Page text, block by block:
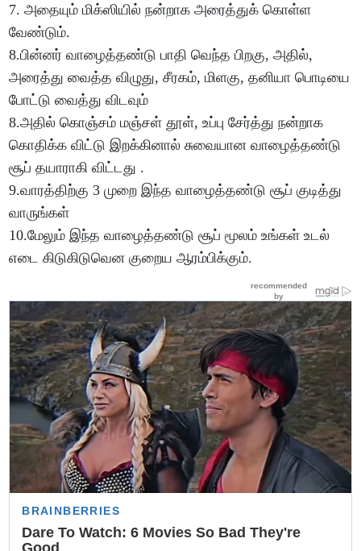
7. அதையும் மிக்ஸியில் நன்றாக அரைத்துக் கொள்ள
வேண்டும்.
8.பின்னர் வாழைத்தண்டு பாதி வெந்த பிறகு, அதில்,
அரைத்து வைத்த விழுது, சீரகம், மிளகு, தனியா பொடியை
போட்டு வைத்து விடவும்
8.அதில் கொஞ்சம் மஞ்சள் தூள், உப்பு சேர்த்து நன்றாக
கொதிக்க விட்டு இறக்கினால் சுவையான வாழைத்தண்டு
சூப் தயாராகி விட்டது .
9.வாரத்திற்கு 3 முறை இந்த வாழைத்தண்டு சூப் குடித்து
வாருங்கள்
10.மேலும் இந்த வாழைத்தண்டு சூப் மூலம் உங்கள் உடல்
எடை கிடுகிடுவென குறைய ஆரம்பிக்கும்.